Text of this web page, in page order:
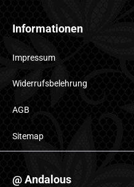
Informationen
Impressum
Widerrufsbelehrung
AGB
Sitemap
@ Andalous